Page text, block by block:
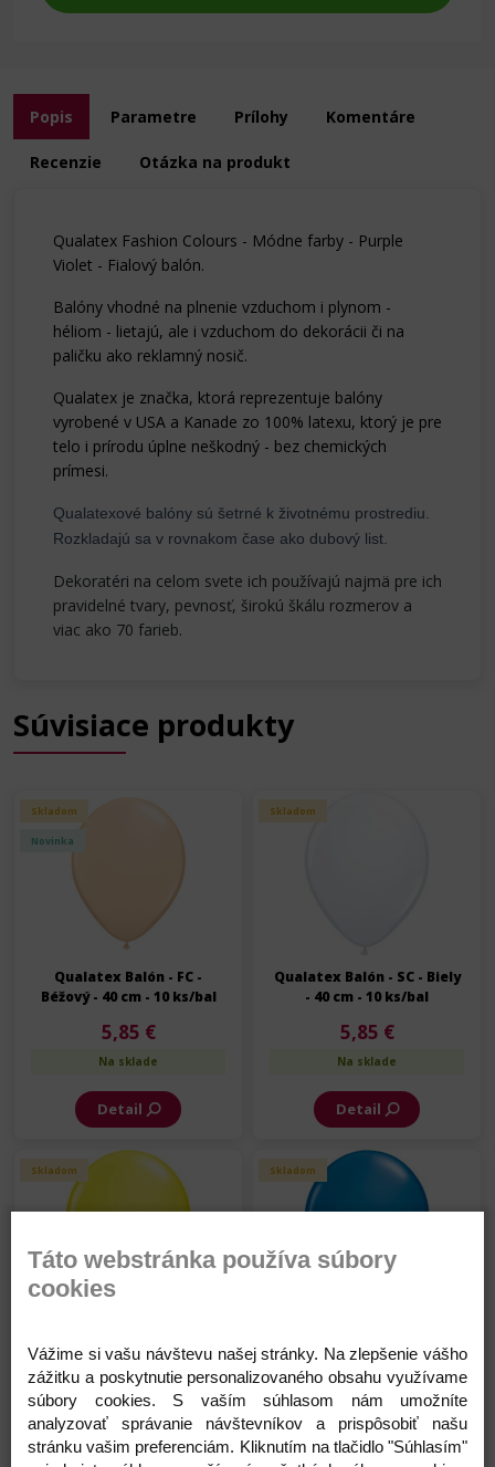
Popis Parametre Prílohy Komentáre
Recenzie Otázka na produkt
Qualatex Fashion Colours - Módne farby - Purple
Violet - Fialový balón.
Balóny vhodné na plnenie vzduchom i plynom -
héliom - lietajú, ale i vzduchom do dekorácii či na
paličku ako reklamný nosič.
Qualatex je značka, ktorá reprezentuje balóny
vyrobené v USA a Kanade zo 100% latexu, ktorý je pre
telo i prírodu úplne neškodný - bez chemických
prímesi.
Qualatexové balóny sú šetrné k životnému prostrediu.
Rozkladajú sa v rovnakom čase ako dubový list.
Dekoratéri na celom svete ich používajú najmä pre ich
pravidelné tvary, pevnosť, širokú škálu rozmerov a
viac ako 70 farieb.
Súvisiace produkty
Skladom
Novinka
Qualatex Balón - FC -
Béžový - 40 cm - 10 ks/bal
5,85 €
Na sklade
Detail
Skladom
Qualatex Balón - SC - Biely
- 40 cm - 10 ks/bal
5,85 €
Na sklade
Detail
Skladom
40 cm - 10 ks/bal
5,85 €
Na sklade
Skladom
Modrý - 40 cm - 10 ks/bal
5,85 €
Na sklade
Táto webstránka používa súbory
cookies
Vážime si vašu návštevu našej stránky. Na zlepšenie vášho
zážitku a poskytnutie personalizovaného obsahu využívame
súbory cookies. S vaším súhlasom nám umožníte
analyzovať správanie návštevníkov a prispôsobiť našu
stránku vašim preferenciám. Kliknutím na tlačidlo "Súhlasím"